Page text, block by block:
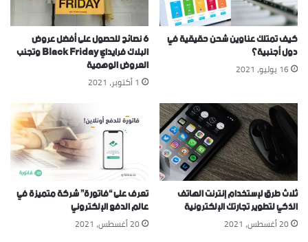
كيف تمتلك عناوين شحن حقيقية في
دول أجنبية؟
16 يوليو، 2021
6 نصائح للحصول على أفضل عروض
البلاك فرايداي Black Friday وتجنب
العروض الوهمية
1 أكتوبر، 2021
ثلاث طرق لإستخدام إنترنت الهاتف
الذكي لتطوير تجارتك الإلكترونية
20 أغسطس، 2021
تعرف على “فاتورة” شركة متميزة في
عالم الدفع الإلكتروني
20 أغسطس، 2021